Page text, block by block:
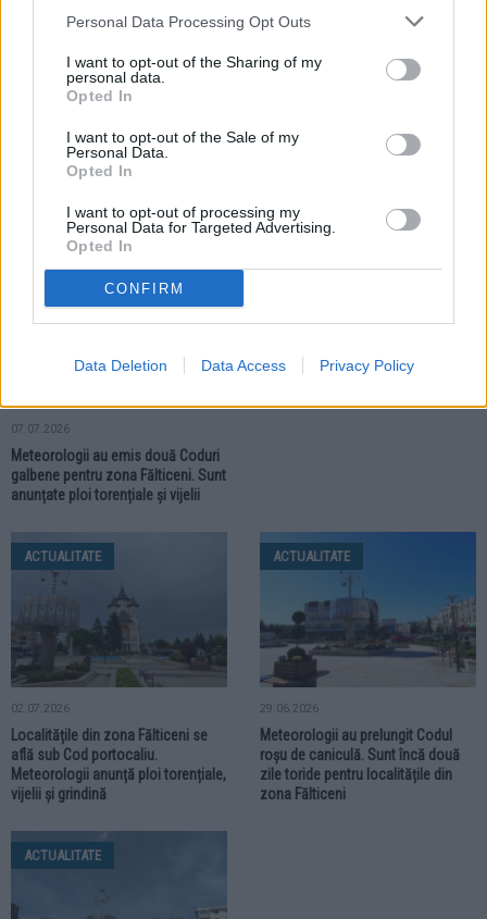
Personal Data Processing Opt Outs
I want to opt-out of the Sharing of my
personal data.
Opted In
I want to opt-out of the Sale of my
Personal Data.
Opted In
I want to opt-out of processing my
Personal Data for Targeted Advertising.
Opted In
CONFIRM
Data Deletion Data Access Privacy Policy
20.07.2026
Meteorologii au emis un nou Cod
portocaliu pentru zona Fălticeni.
torențiale
19.07.2026
Meteorologii au emis Cod
grindină și vijelii
ACTUALITATE
07.07.2026
Meteorologii au emis două Coduri
galbene pentru zona Fălticeni. Sunt
anunțate ploi torențiale și vijelii
ACTUALITATE
02.07.2026
Localitățile din zona Fălticeni se
află sub Cod portocaliu.
Meteorologii anunță ploi torențiale,
vijelii și grindină
ACTUALITATE
29.06.2026
Meteorologii au prelungit Codul
roșu de caniculă. Sunt încă două
zile toride pentru localitățile din
zona Fălticeni
ACTUALITATE